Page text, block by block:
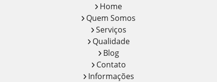
Home
Quem Somos
Serviços
Qualidade
Blog
Contato
Informações